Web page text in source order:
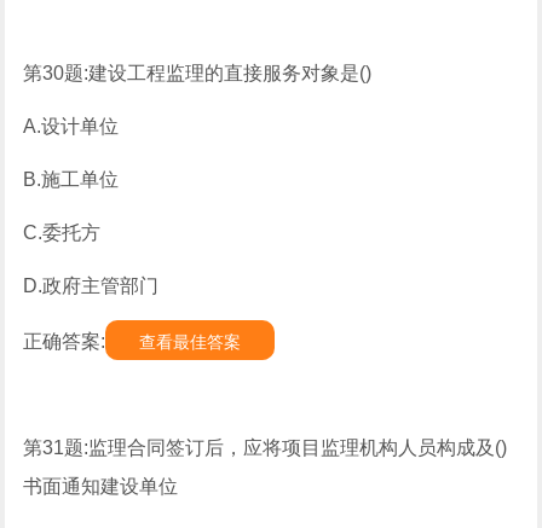
第30题:建设工程监理的直接服务对象是()
A.设计单位
B.施工单位
C.委托方
D.政府主管部门
正确答案: 查看最佳答案
第31题:监理合同签订后，应将项目监理机构人员构成及()
书面通知建设单位